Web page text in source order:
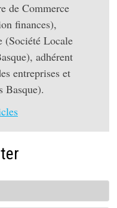
de Commerce
finances),
(Société Locale
adhérent
entreprises et
Basque).